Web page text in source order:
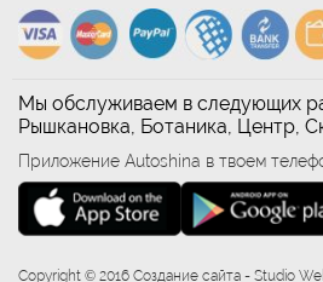
Мы обслуживаем в следующих
Рышкановка, Ботаника, Центр,
Приложение Autoshina в твоем
Copyright © 2016 Создание сайта - Studio